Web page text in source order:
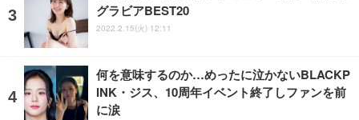
グラビアBEST20
2022.2.15(火) 12:11
何を意味するのか…めったに泣かないBLACKP
INK・ジス、10周年イベント終了しファンを前
に涙